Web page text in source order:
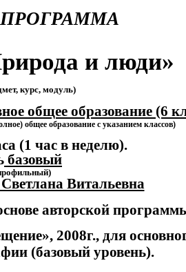
и люди»
курс, модуль)
общее образование (6
общее образование с указанием классов)
(1 час в неделю).
базовый
Витальевна
авторской
2008г., для
(базовый уровень).